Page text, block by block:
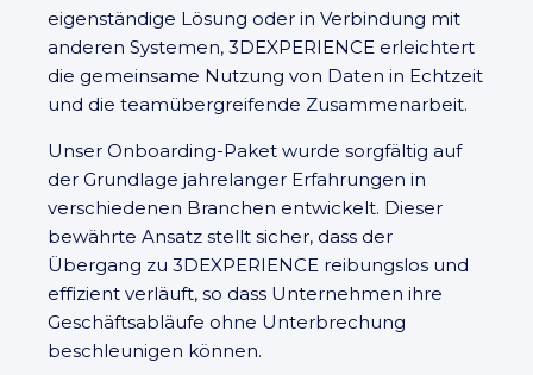
eigenständige Lösung oder in Verbindung mit
anderen Systemen, 3DEXPERIENCE erleichtert
die gemeinsame Nutzung von Daten in Echtzeit
und die teamübergreifende Zusammenarbeit.
Unser Onboarding-Paket wurde sorgfältig auf
der Grundlage jahrelanger Erfahrungen in
verschiedenen Branchen entwickelt. Dieser
bewährte Ansatz stellt sicher, dass der
Übergang zu 3DEXPERIENCE reibungslos und
effizient verläuft, so dass Unternehmen ihre
Geschäftsabläufe ohne Unterbrechung
beschleunigen können.